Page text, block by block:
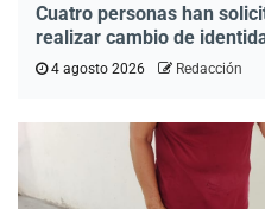
Cuatro personas han
realizar cambio de
4 agosto 2026 Redacción